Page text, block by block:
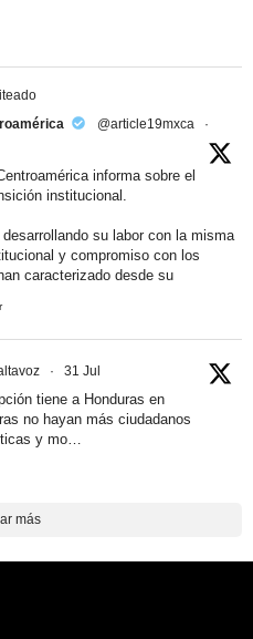
@article19mxca
·
informa sobre el
institucional.
desarrollando su labor con la misma
y compromiso con los
caracterizado desde su
· 31 Jul
tiene a Honduras en
no hayan más ciudadanos
y mo…
más